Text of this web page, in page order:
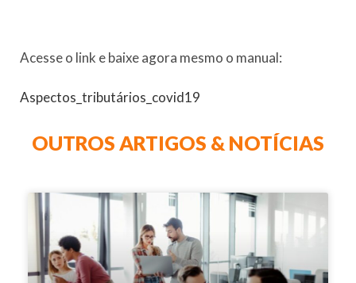
Acesse o link e baixe agora mesmo o manual:
Aspectos_tributários_covid19
OUTROS ARTIGOS & NOTÍCIAS